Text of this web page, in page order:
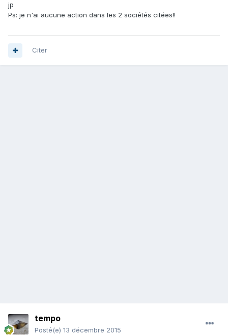
jp
Ps: je n'ai aucune action dans les 2 sociétés citées!!
Citer
tempo
Posté(e) 13 décembre 2015